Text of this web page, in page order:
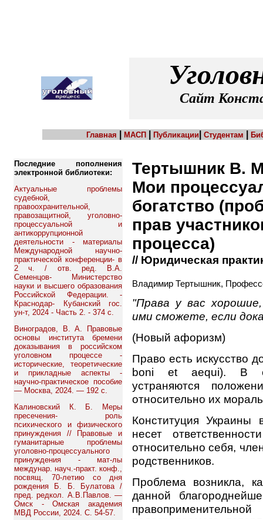
Сайт
Главная МАСП Публикации Студентам
Последние пополнения
электронной библиотеки:
Актуальные проблемы
судебной,
правоохранительной,
правозащитной, уголовно-
процессуальной и
антикоррупционной
деятельности - материалы
Международной научно-
практической конференции- в
2 ч. / отв. ред. В.А.
Семенцов- Министерство
науки и высшего образования
Российской Федерации. -
Краснодар- Кубанский гос.
ун-т, 2024 - Часть 2. - 374 с.
Виноградов, В. А. Правовые
основы института бремени
доказывания в российском
уголовном процессе -
исторические, теоретические
и прикладные аспекты -
научно-практическое пособие
— Москва, 2024. — 192 с.
Калиновский К. Б. Меры
пресечения- роль
психического и физического
принуждения // Правовые и
гуманитарные проблемы
уголовно-процессуального
принуждения - мат-лы
междунар. науч.-практ. конф.,
посвящ. 70-летию со дня
рождения Б. Б. Булатова /
пред. редкол. А.В.Павлов. —
Омск - Омская академия
МВД России, 2024. С. 54-57.
Тертышник В.
Мои
богатство
прав
процесса)
// Юридическая
Владимир Тертышник,
"Права у вас
ими сможете, если
(Новый афоризм)
Право есть искусство
boni et aequi). В
устраняются
относительно их
Конституция Украины
несет
относительно себя,
родственников.
Проблема возникла,
данной